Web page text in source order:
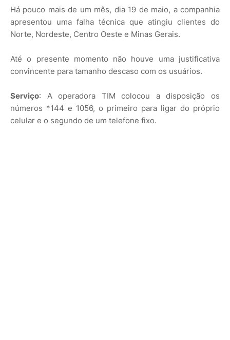
Há pouco mais de um mês, dia 19 de maio, a companhia
apresentou uma falha técnica que atingiu clientes do
Norte, Nordeste, Centro Oeste e Minas Gerais.
Até o presente momento não houve uma justificativa
convincente para tamanho descaso com os usuários.
Serviço: A operadora TIM colocou a disposição os
números *144 e 1056, o primeiro para ligar do próprio
celular e o segundo de um telefone fixo.